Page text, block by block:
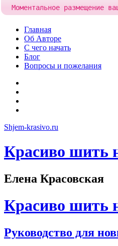
Skip
content
Главная
Об Авторе
С чего начать
Блог
Вопросы и пожелания
Shjem-krasivo.ru
Красиво шить
Елена Красовская
Красиво шить
Руководство для
Моментальное размещение